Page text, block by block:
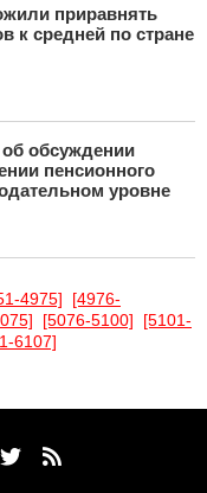
приравнять
к средней по стране
обсуждении
пенсионного
уровне
4975]
[4976-
[5076-5100]
[5101-
6107]